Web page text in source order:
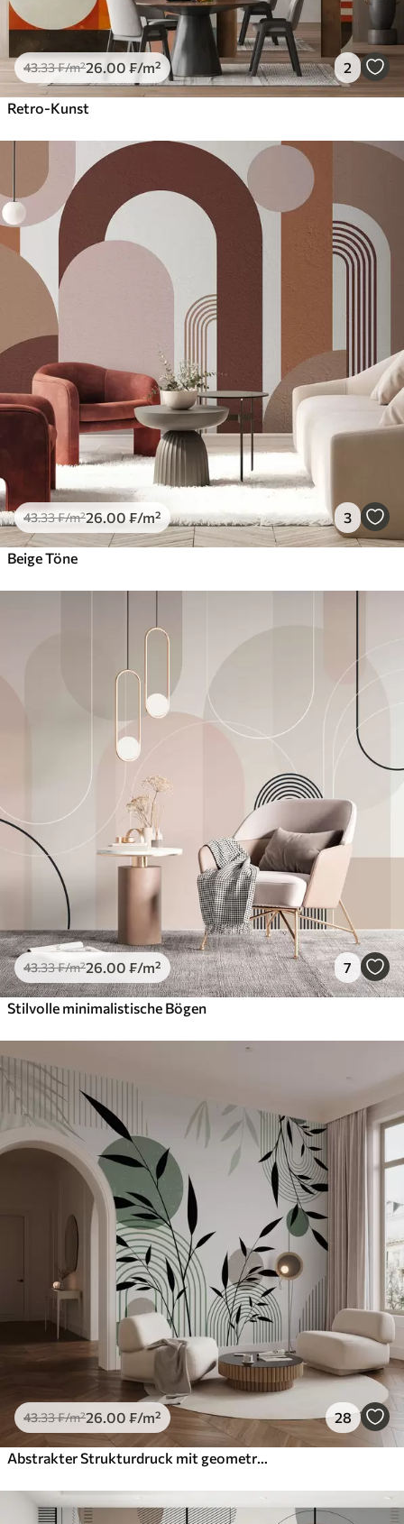
43.33₣/m²26.00 ₣/m² 2
Retro-Kunst
43.33₣/m²26.00 ₣/m² 3
Beige Töne
43.33₣/m²26.00 ₣/m² 7
Stilvolle minimalistische Bögen
43.33₣/m²26.00 ₣/m² 28
Abstrakter Strukturdruck mit geometrischen Formen, Kreisen und Bögen sowie schwarzen und grünen Pflanzen auf weißem Hintergrund